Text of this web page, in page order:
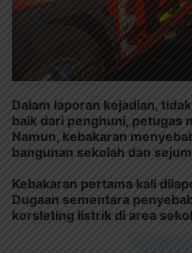
Dalam laporan kejadian,
baik dari penghuni, petugas
Namun, kebakaran
bangunan sekolah dan
Kebakaran pertama kali
Dugaan sementara
korsleting listrik di area